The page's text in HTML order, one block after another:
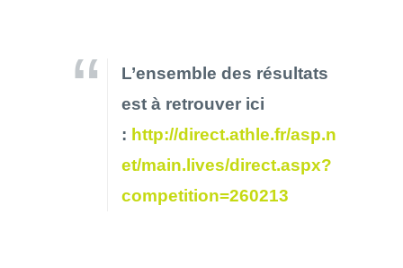
L’ensemble des résultats
est à retrouver ici
: http://direct.athle.fr/asp.n
et/main.lives/direct.aspx?
competition=260213